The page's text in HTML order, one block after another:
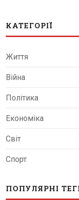
КАТЕГОРІЇ
Життя
Війна
Політика
Економіка
Світ
Спорт
ПОПУЛЯРНІ